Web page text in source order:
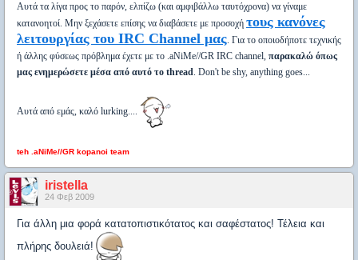
Αυτά τα λίγα προς το παρόν, ελπίζω (και αμφιβάλλω ταυτόχρονα) να γίναμε
κατανοητοί. Μην ξεχάσετε επίσης να διαβάσετε με προσοχή τους κανόνες
λειτουργίας του IRC Channel μας. Για το οποιοδήποτε τεχνικής
ή άλλης φύσεως πρόβλημα έχετε με το .aNiMe//GR IRC channel, παρακαλώ όπως
μας ενημερώσετε μέσα από αυτό το thread. Don't be shy, anything goes...
Αυτά από εμάς, καλό lurking....
teh .aNiMe//GR kopanoi team
iristella
24 Φεβ 2009
Για άλλη μια φορά κατατοπιστικότατος και σαφέστατος! Τέλεια και
πλήρης δουλειά!